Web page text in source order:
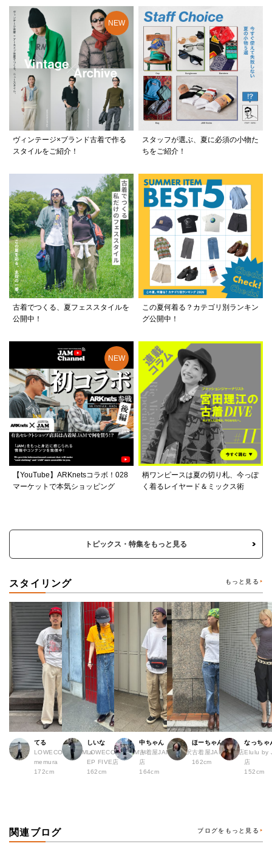
ヴィンテージ×ブランド古着で作る
スタイルをご紹介！
スタッフが選ぶ、夏に必須の小物た
ちをご紹介！
古着でつくる、夏フェススタイルを
公開中！
この夏何着る？カテゴリ別ランキン
グ公開中！
【YouTube】ARKnetsコラボ！028
マーケットで本気ショッピング
柄ワンピースは夏の切り札、今っぽ
く着るレイヤード＆ミックス術
トピックス・特集をもっと見る
スタイリング もっと見る
てる
LOWECO by JAM a
memura
172cm
しいな
LOWECO by JAM H
EP FIVE店
162cm
中ちゃん
古着屋JAM 下北沢
店
164cm
ほーちゃん
古着屋JAM 広島店
162cm
なっちゃ
Elulu by
店
152cm
関連ブログ ブログをもっと見る